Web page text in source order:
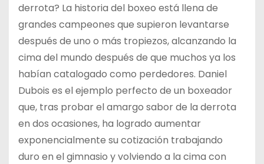
derrota? La historia del boxeo está llena de
grandes campeones que supieron levantarse
después de uno o más tropiezos, alcanzando la
cima del mundo después de que muchos ya los
habían catalogado como perdedores. Daniel
Dubois es el ejemplo perfecto de un boxeador
que, tras probar el amargo sabor de la derrota
en dos ocasiones, ha logrado aumentar
exponencialmente su cotización trabajando
duro en el gimnasio y volviendo a la cima con